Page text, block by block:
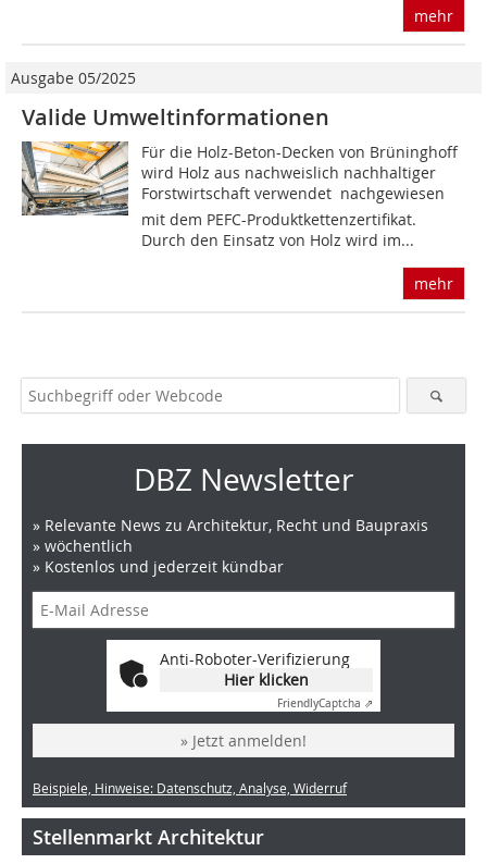
mehr
Ausgabe 05/2025
Valide Umweltinformationen
Für die Holz-Beton-Decken von Brüninghoff
wird Holz aus nachweislich nachhaltiger
Forstwirtschaft verwendet  nachgewiesen
mit dem PEFC-Produktkettenzertifikat.
Durch den Einsatz von Holz wird im...
mehr
DBZ Newsletter
» Relevante News zu Architektur, Recht und Baupraxis
» wöchentlich
» Kostenlos und jederzeit kündbar
Anti-Roboter-Verifizierung
Hier klicken
FriendlyCaptcha ⇗
» Jetzt anmelden!
Beispiele, Hinweise: Datenschutz, Analyse, Widerruf
Stellenmarkt Architektur